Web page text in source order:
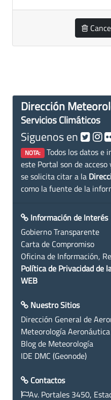
Dirección
Servicios Climáticos
Siguenos en
NOTA: Todos los datos e
este Portal son de
se solicita citar a la
como la fuente de la
Información de Interés
Gobierno Transparente
Carta de Compromiso
Oficina de Información,
Política de Privacidad de
WEB
Nuestro Sitios
Dirección General de
Meteorología Aeronáutica
Blog de Meteorología
IDE DMC (Geonode)
Contactos
Av. Portales 3450,